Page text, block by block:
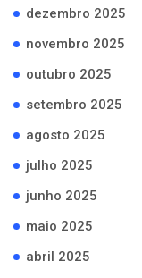
dezembro 2025
novembro 2025
outubro 2025
setembro 2025
agosto 2025
julho 2025
junho 2025
maio 2025
abril 2025